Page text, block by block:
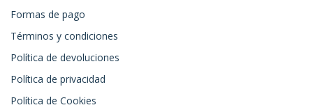
Formas de pago
Términos y condiciones
Política de devoluciones
Política de privacidad
Política de Cookies